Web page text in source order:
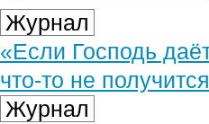
Журнал
«Если Господь
что-то не
Журнал